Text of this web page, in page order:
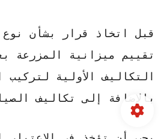
قبل اتخاذ قرار بشأن نوع
تقييم ميزانية المزرعة
التكاليف الأولية لتركيب
بالإضافة إلى تكاليف